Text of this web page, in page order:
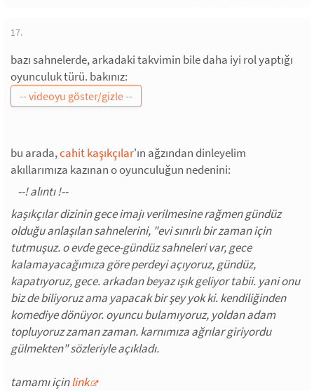
17.
bazı sahnelerde, arkadaki takvimin bile daha iyi rol yaptığı
oyunculuk türü. bakınız:
bu arada,cahit kaşıkçılar'ın ağzından dinleyelim
akıllarımıza kazınan o oyunculuğun nedenini:
kaşıkçılar dizinin gece imajı verilmesine rağmen gündüz
olduğu anlaşılan sahnelerini, "evi sınırlı bir zaman için
tutmuşuz. o evde gece-gündüz sahneleri var, gece
kalamayacağımıza göre perdeyi açıyoruz, gündüz,
kapatıyoruz, gece. arkadan beyaz ışık geliyor tabii. yani onu
biz de biliyoruz ama yapacak bir şey yok ki. kendiliğinden
komediye dönüyor. oyuncu bulamıyoruz, yoldan adam
topluyoruz zaman zaman. karnımıza ağrılar giriyordu
gülmekten" sözleriyle açıkladı.
tamamı içinlink